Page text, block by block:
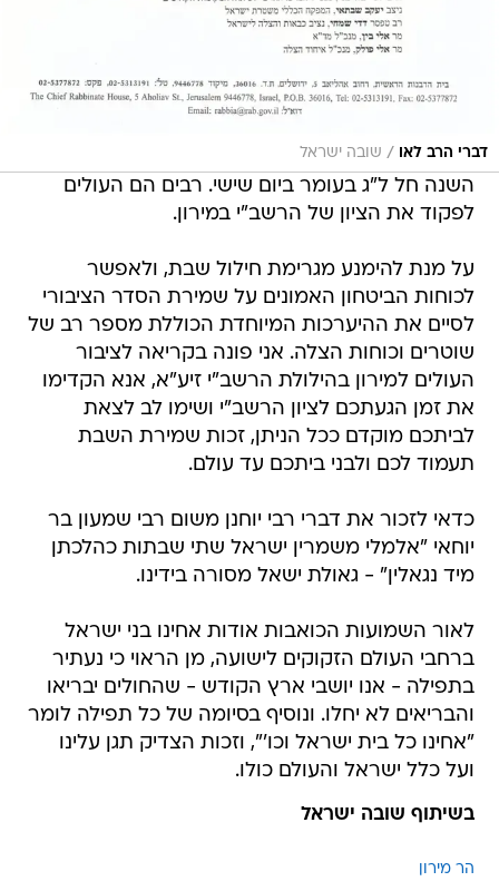
דברי הרב לאו / שובה ישראל
השנה חל ל"ג בעומר ביום שישי. רבים הם העולים
לפקוד את הציון של הרשב"י במירון.
על מנת להימנע מגרימת חילול שבת, ולאפשר
לכוחות הביטחון האמונים על שמירת הסדר הציבורי
לסיים את ההיערכות המיוחדת הכוללת מספר רב של
שוטרים וכוחות הצלה. אני פונה בקריאה לציבור
העולים למירון בהילולת הרשב"י זיע"א, אנא הקדימו
את זמן הגעתכם לציון הרשב"י ושימו לב לצאת
לביתכם מוקדם ככל הניתן, זכות שמירת השבת
תעמוד לכם ולבני ביתכם עד עולם.
כדאי לזכור את דברי רבי יוחנן משום רבי שמעון בר
יוחאי "אלמלי משמרין ישראל שתי שבתות כהלכתן
מיד נגאלין" - גאולת ישאל מסורה בידינו.
לאור השמועות הכואבות אודות אחינו בני ישראל
ברחבי העולם הזקוקים לישועה, מן הראוי כי נעתיר
בתפילה - אנו יושבי ארץ הקודש - שהחולים יבריאו
והבריאים לא יחלו. ונוסיף בסיומה של כל תפילה לומר
"אחינו כל בית ישראל וכו'", וזכות הצדיק תגן עלינו
ועל כלל ישראל והעולם כולו.
בשיתוף שובה ישראל
הר מירון